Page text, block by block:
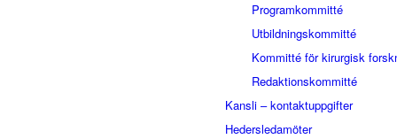
Programkommitté
Utbildningskommitté
Kommitté för kirurgisk
Redaktionskommitté
Kansli – kontaktuppgifter
Hedersledamöter